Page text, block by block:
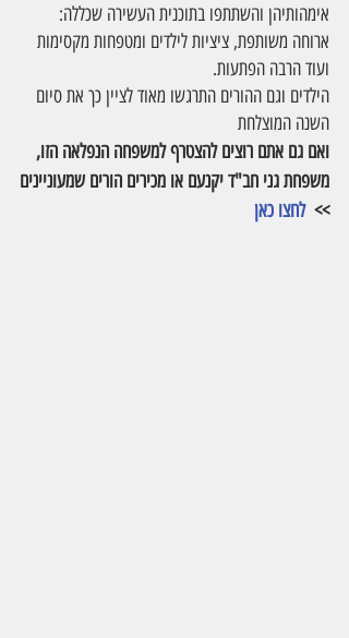
אימהותיהן והשתתפו בתוכנית העשירה שכללה:
ארוחה משותפת, ציציות לילדים ומטפחות מקסימות
ועוד הרבה הפתעות.
הילדים וגם ההורים התרגשו מאוד לציין כך את סיום
השנה המוצלחת
ואם גם אתם רוצים להצטרף למשפחה הנפלאה הזו,
משפחת גני חב"ד יקנעם או מכירים הורים שמעוניינים
>> לחצו כאן